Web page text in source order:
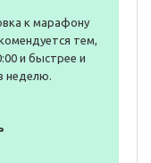
к марафону
тем,
и быстрее и
неделю.